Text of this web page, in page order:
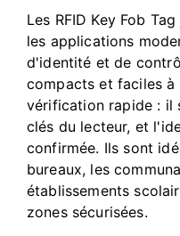
Les RFID Key Fob
les applications
d'identité et de
compacts et faciles
vérification rapide :
clés du lecteur, et
confirmée. Ils sont
bureaux, les
établissements
zones sécurisées.